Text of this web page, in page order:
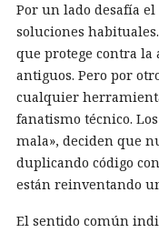
Por un lado desafía
soluciones
que protege contra la
antiguos. Pero por
cualquier
fanatismo técnico.
mala», deciden que
duplicando código
están reinventando
El sentido común